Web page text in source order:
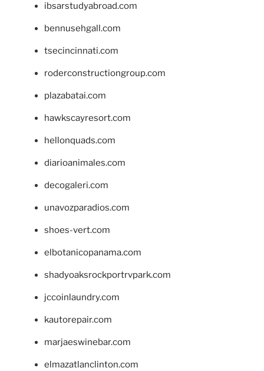
ibsarstudyabroad.com
bennusehgall.com
tsecincinnati.com
roderconstructiongroup.com
plazabatai.com
hawkscayresort.com
hellonquads.com
diarioanimales.com
decogaleri.com
unavozparadios.com
shoes-vert.com
elbotanicopanama.com
shadyoaksrockportrvpark.com
jccoinlaundry.com
kautorepair.com
marjaeswinebar.com
elmazatlanclinton.com